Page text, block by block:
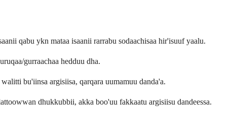
qabu ykn mataa isaanii rarrabu sodaachisaa hir'isuuf yaalu.
gurraachaa hedduu dha.
bu'iinsa argisiisa, qarqara uumamuu danda'a.
dhukkubbii, akka boo'uu fakkaatu argisiisu dandeessa.